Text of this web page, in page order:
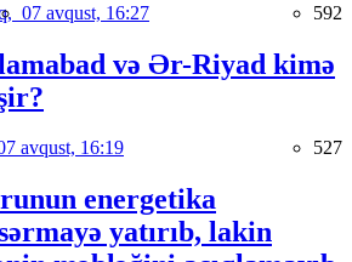
07 avqust, 16:27 592
və Ər-Riyad kimə
avqust, 16:19 527
energetika
yatırıb, lakin